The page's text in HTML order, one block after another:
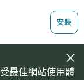
最佳網站使用體